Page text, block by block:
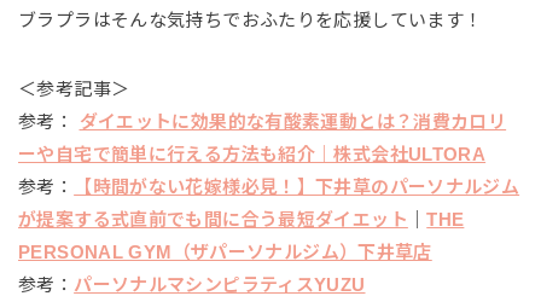
ブラプラはそんな気持ちでおふたりを応援しています！
＜参考記事＞
参考： ダイエットに効果的な有酸素運動とは？消費カロリ
ーや自宅で簡単に行える方法も紹介｜株式会社ULTORA
参考：
【時間がない花嫁様必見！】下井草のパーソナルジム
が提案する式直前でも間に合う最短ダイエット
｜THE
PERSONAL GYM（ザパーソナルジム）下井草店
参考： パーソナルマシンピラティスYUZU